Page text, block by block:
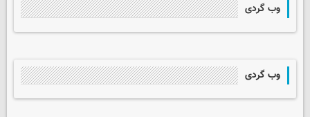
وب گردی
وب گردی